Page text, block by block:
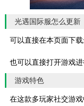
光遇国际服怎么更新
可以直接在本页面下
也可以直接打开游戏
游戏特色
在这款多玩家社交游